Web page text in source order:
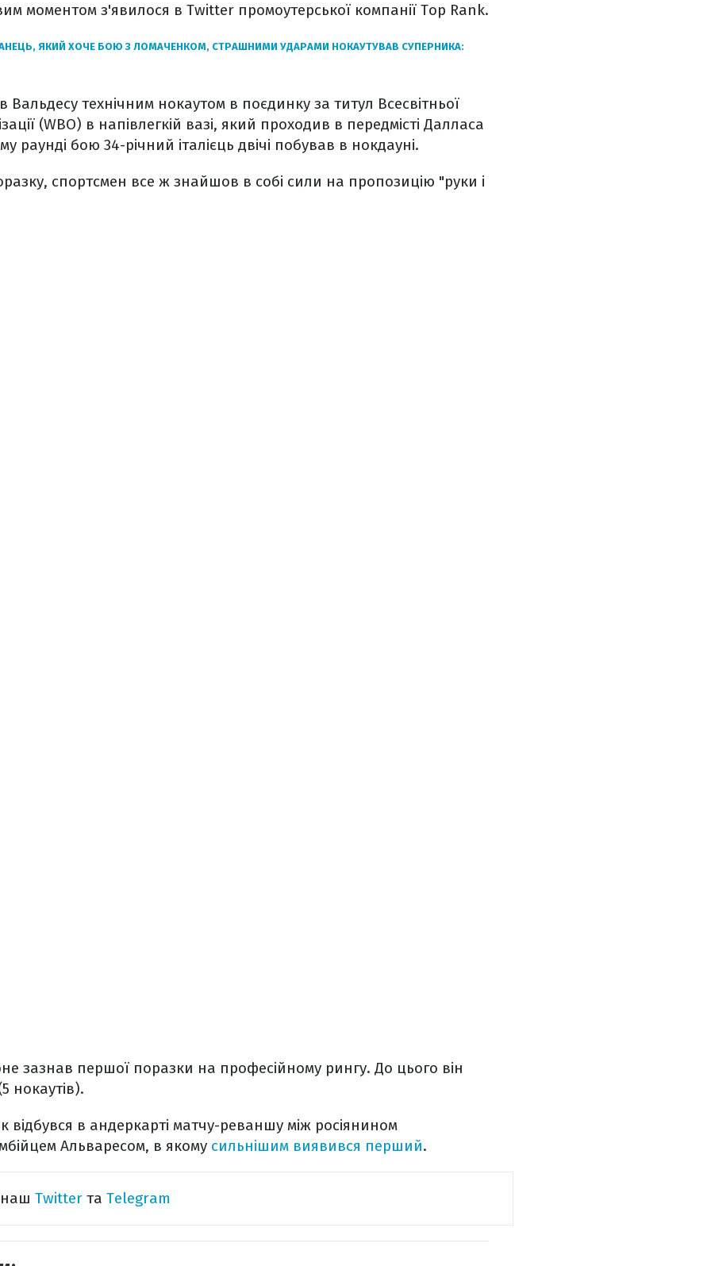
моментом з'явилося в Twitter промоутерської компанії Top Rank.
ЯКИЙ ХОЧЕ БОЮ З ЛОМАЧЕНКОМ, СТРАШНИМИ УДАРАМИ НОКАУТУВАВ СУПЕРНИКА:
технічним нокаутом в поєдинку за титул Всесвітньої
(WBO) в напівлегкій вазі, який проходив в передмісті Далласа
раунді бою 34-річний італієць двічі побував в нокдауні.
спортсмен все ж знайшов в собі сили на пропозицію "руки і
зазнав першої поразки на професійному рингу. До цього він
нокаутів).
відбувся в андеркарті матчу-реваншу між росіянином
Альваресом, в якому сильнішим виявився перший.
наш Twitter та Telegram